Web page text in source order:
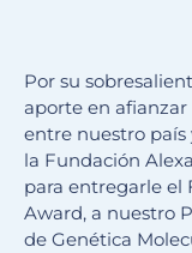
Por su
aporte en afianzar
entre nuestro país
la Fundación
para entregarle el
Award, a nuestro
de Genética